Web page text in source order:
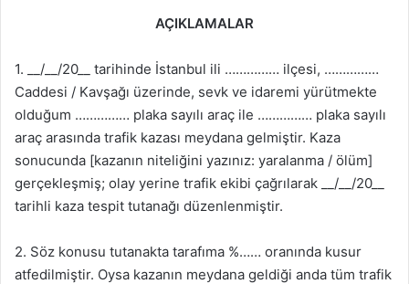
AÇIKLAMALAR
1. __/__/20__ tarihinde İstanbul ili …………… ilçesi, ……………
Caddesi / Kavşağı üzerinde, sevk ve idaremi yürütmekte
olduğum …………… plaka sayılı araç ile …………… plaka sayılı
araç arasında trafik kazası meydana gelmiştir. Kaza
sonucunda [kazanın niteliğini yazınız: yaralanma / ölüm]
gerçekleşmiş; olay yerine trafik ekibi çağrılarak __/__/20__
tarihli kaza tespit tutanağı düzenlenmiştir.
2. Söz konusu tutanakta tarafıma %…… oranında kusur
atfedilmiştir. Oysa kazanın meydana geldiği anda tüm trafik